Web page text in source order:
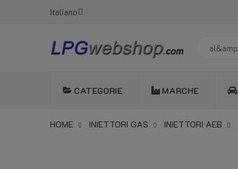
Italiano
CATEGORIE MARCHE
HOME INIETTORI GAS INIETTORI AEB